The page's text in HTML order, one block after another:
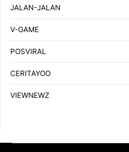
JALAN-JALAN
V-GAME
POSVIRAL
CERITAYOO
VIEWNEWZ